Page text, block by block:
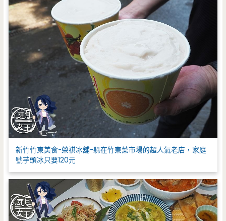
新竹竹東美食-榮祺冰舖-躲在竹東菜市場的超人氣老店，家庭
號芋頭冰只要120元